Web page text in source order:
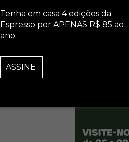
Tenha em casa 4 edições da
Espresso por APENAS R$ 85 ao
ano.
ASSINE
Especiais
Análisepor